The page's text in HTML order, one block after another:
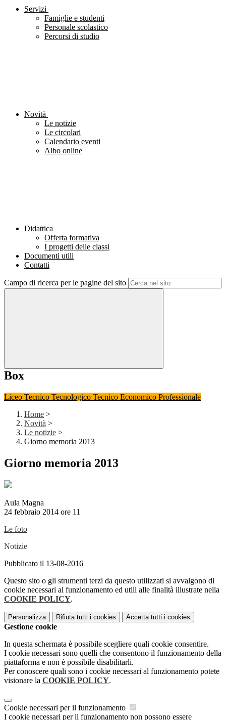
Servizi
Famiglie e studenti
Personale scolastico
Percorsi di studio
Novità
Le notizie
Le circolari
Calendario eventi
Albo online
Didattica
Offerta formativa
I progetti delle classi
Documenti utili
Contatti
Campo di ricerca per le pagine del sito
Box
Liceo Tecnico Tecnologico Tecnico Economico Professionale
Home >
Novità >
Le notizie >
Giorno memoria 2013
Giorno memoria 2013
Aula Magna
24 febbraio 2014 ore 11
Le foto
Notizie
Pubblicato il 13-08-2016
Questo sito o gli strumenti terzi da questo utilizzati si avvalgono di
cookie necessari al funzionamento ed utili alle finalità illustrate nella
COOKIE POLICY.
Personalizza Rifiuta tutti i cookies Accetta tutti i cookies
Gestione cookie
In questa schermata è possibile scegliere quali cookie consentire.
I cookie necessari sono quelli che consentono il funzionamento della
piattaforma e non è possibile disabilitarli.
Per conoscere quali sono i cookie necessari al funzionamento potete
visionare la COOKIE POLICY.
Cookie necessari per il funzionamento
I cookie necessari per il funzionamento non possono essere